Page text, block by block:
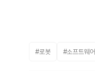
#로봇 #소프트웨어